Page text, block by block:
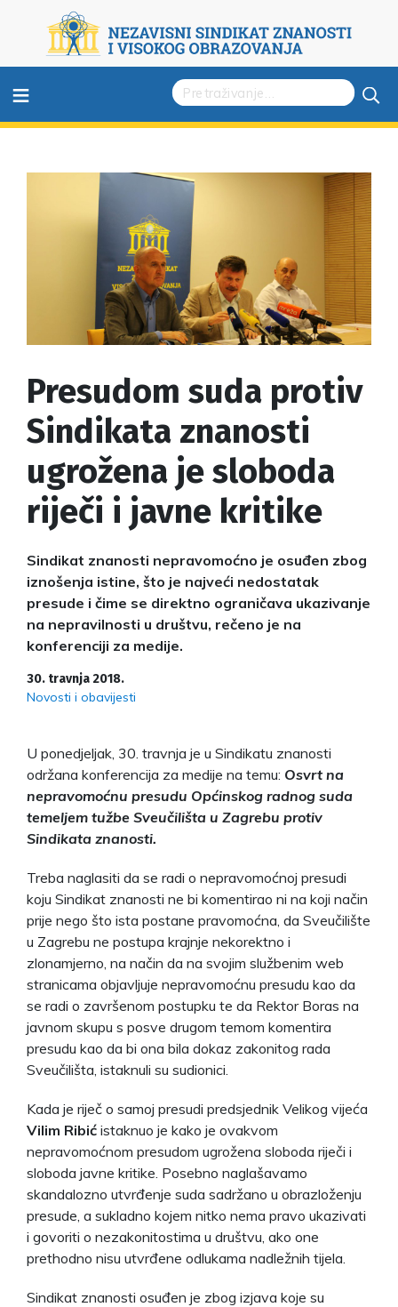
≡
Presudom suda protiv
Sindikata znanosti
ugrožena je sloboda
riječi i javne kritike
Sindikat znanosti nepravomoćno je osuđen zbog
iznošenja istine, što je najveći nedostatak
presude i čime se direktno ograničava ukazivanje
na nepravilnosti u društvu, rečeno je na
konferenciji za medije.
30. travnja 2018.
Novosti i obavijesti
U ponedjeljak, 30. travnja je u Sindikatu znanosti
održana konferencija za medije na temu: Osvrt na
nepravomoćnu presudu Općinskog radnog suda
temeljem tužbe Sveučilišta u Zagrebu protiv
Sindikata znanosti.
Treba naglasiti da se radi o nepravomoćnoj presudi
koju Sindikat znanosti ne bi komentirao ni na koji način
prije nego što ista postane pravomoćna, da Sveučilište
u Zagrebu ne postupa krajnje nekorektno i
zlonamjerno, na način da na svojim službenim web
stranicama objavljuje nepravomoćnu presudu kao da
se radi o završenom postupku te da Rektor Boras na
javnom skupu s posve drugom temom komentira
presudu kao da bi ona bila dokaz zakonitog rada
Sveučilišta, istaknuli su sudionici.
Kada je riječ o samoj presudi predsjednik Velikog vijeća
Vilim Ribić istaknuo je kako je ovakvom
nepravomoćnom presudom ugrožena sloboda riječi i
sloboda javne kritike. Posebno naglašavamo
skandalozno utvrđenje suda sadržano u obrazloženju
presude, a sukladno kojem nitko nema pravo ukazivati
i govoriti o nezakonitostima u društvu, ako one
prethodno nisu utvrđene odlukama nadležnih tijela.
Sindikat znanosti osuđen je zbog izjava koje su